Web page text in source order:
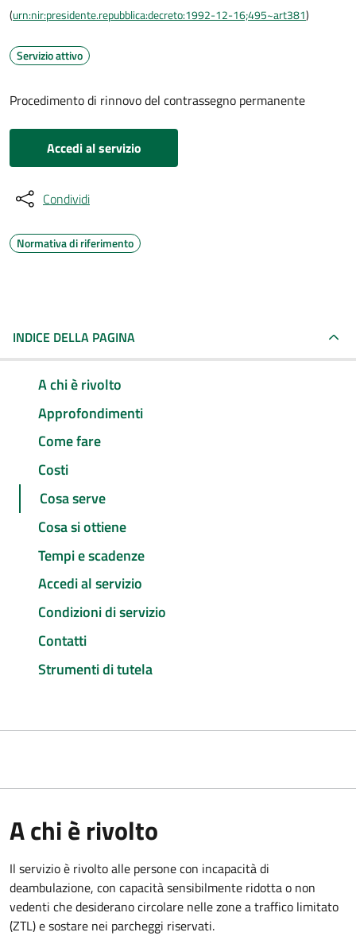
(urn:nir:presidente.repubblica:decreto:1992-12-16;495~art381)
Servizio attivo
Procedimento di rinnovo del contrassegno permanente
Accedi al servizio
Condividi
Normativa di riferimento
INDICE DELLA PAGINA
A chi è rivolto
Approfondimenti
Come fare
Costi
Cosa serve
Cosa si ottiene
Tempi e scadenze
Accedi al servizio
Condizioni di servizio
Contatti
Strumenti di tutela
A chi è rivolto
Il servizio è rivolto alle persone con incapacità di
deambulazione, con capacità sensibilmente ridotta o non
vedenti che desiderano circolare nelle zone a traffico limitato
(ZTL) e sostare nei parcheggi riservati.